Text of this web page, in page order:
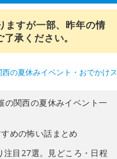
ますが一部、昨年の情
承ください。
西の夏休みイベント・おでかけ
関西の夏休みイベント一
めの怖い話まとめ
注目27選。見どころ・日程